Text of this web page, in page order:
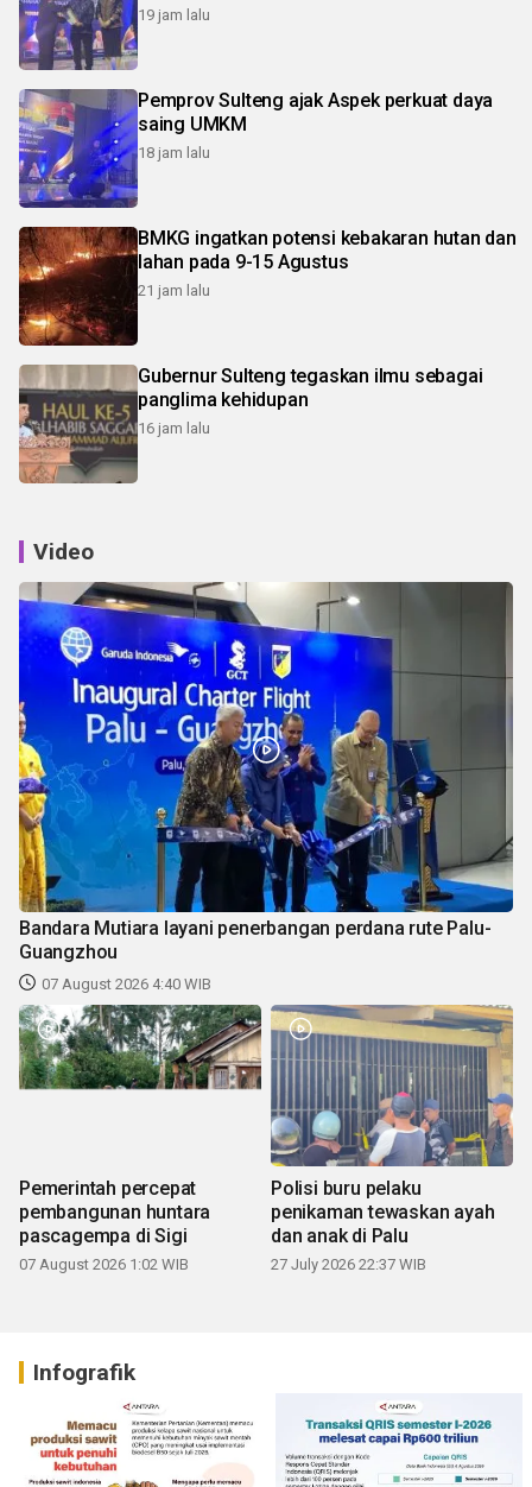
19 jam lalu
Pemprov Sulteng ajak Aspek perkuat daya
saing UMKM
18 jam lalu
BMKG ingatkan potensi kebakaran hutan dan
lahan pada 9-15 Agustus
21 jam lalu
Gubernur Sulteng tegaskan ilmu sebagai
panglima kehidupan
16 jam lalu
Video
Bandara Mutiara layani penerbangan perdana rute Palu-
Guangzhou
07 August 2026 4:40 WIB
Pemerintah percepat
pembangunan huntara
pascagempa di Sigi
07 August 2026 1:02 WIB
Polisi buru pelaku
penikaman tewaskan ayah
dan anak di Palu
27 July 2026 22:37 WIB
Infografik